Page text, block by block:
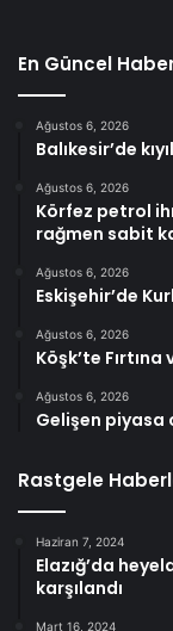
En Güncel
Ağustos 6, 2026
Balıkesir’de
Ağustos 6, 2026
Körfez petrol
rağmen sabit
Ağustos 6, 2026
Eskişehir’de
Ağustos 6, 2026
Köşk’te Fırtına
Ağustos 6, 2026
Gelişen piyasa
Rastgele
Haziran 7, 2024
Elazığ’da
karşılandı
Mart 16, 2024